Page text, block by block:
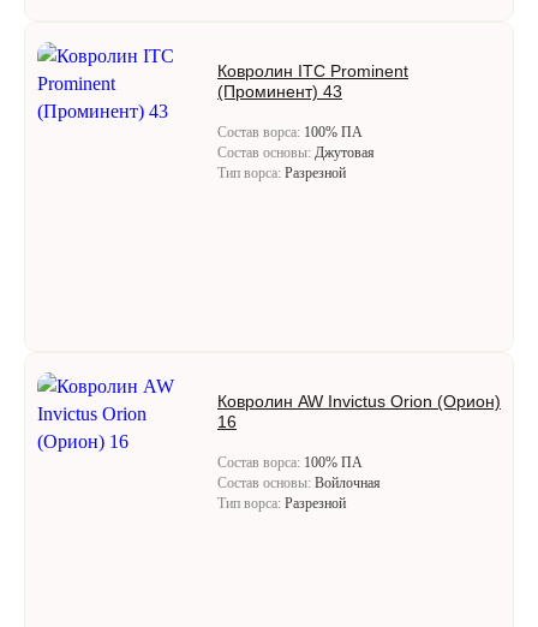
Ковролин ITC Prominent
(Проминент) 43
Состав ворса: 100% ПА
Состав основы: Джутовая
Тип ворса: Разрезной
Ковролин AW Invictus Orion (Орион)
16
Состав ворса: 100% ПА
Состав основы: Войлочная
Тип ворса: Разрезной